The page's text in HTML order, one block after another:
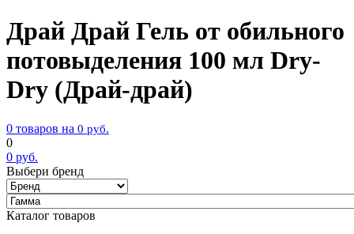
Драй Драй Гель от обильного
потовыделения 100 мл Dry-
Dry (Драй-драй)
0 товаров на 0 руб.
0
0 руб.
Выбери бренд
Каталог товаров